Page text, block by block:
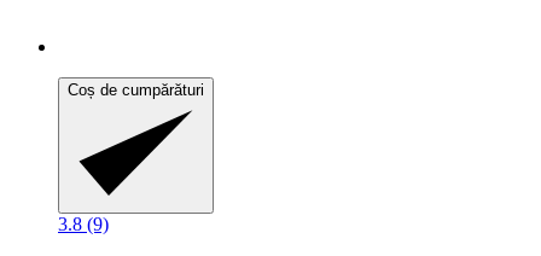
Coș de cumpărături
3.8 (9)